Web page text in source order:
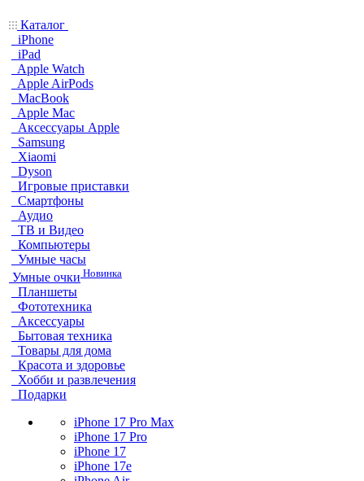
Каталог
iPhone
iPad
Apple Watch
Apple AirPods
MacBook
Apple Mac
Аксессуары Apple
Samsung
Xiaomi
Dyson
Игровые приставки
Смартфоны
Аудио
ТВ и Видео
Компьютеры
Умные часы
Умные очки Новинка
Планшеты
Фототехника
Аксессуары
Бытовая техника
Товары для дома
Красота и здоровье
Хобби и развлечения
Подарки
iPhone 17 Pro Max
iPhone 17 Pro
iPhone 17
iPhone 17e